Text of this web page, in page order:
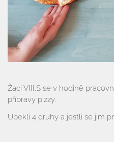
ZŠ a MŠ při
Školní družina
Kalendář akcí
Aktuality
Žaci VIII.S se v hodině
přípravy pizzy.
Upekli 4 druhy a jestli se jim